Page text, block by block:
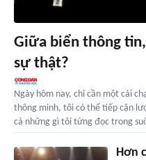
Giữa biển thông
sự thật?
Ngày hôm nay, chỉ cần một cái
thông minh, tôi có thể tiếp cận
cả những gì tôi từng đọc trong
Hơn